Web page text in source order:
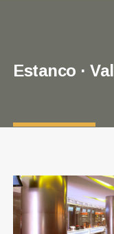
Estanco ·